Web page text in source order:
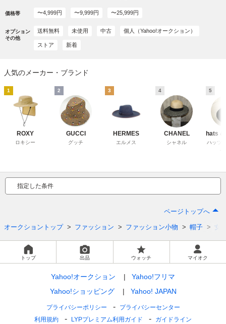
価格帯 〜4,999円 〜9,999円 〜25,999円
オプション
その他
送料無料 未使用 中古 個人（Yahoo!オークション）
ストア 新着
人気のメーカー・ブランド
1
ROXY
ロキシー
2
GUCCI
グッチ
3
HERMES
エルメス
4
CHANEL
シャネル
5
hats &
ハッツ
指定した条件
ページトップへ
オークショントップ ファッション ファッション小物 帽子 女
トップ 出品 ウォッチ マイオク
Yahoo!オークション
Yahoo!フリマ
Yahoo!ショッピング
Yahoo! JAPAN
プライバシーポリシー
プライバシーセンター
利用規約
LYPプレミアム利用ガイド ガイドライン